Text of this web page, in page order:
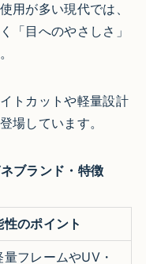
用が多い現代では、
「目へのやさしさ」
トカットや軽量設計
場しています。
ブランド・特徴
性のポイント
量フレームやUV・